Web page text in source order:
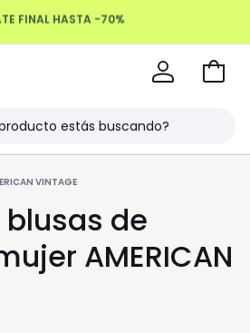
Ir
VINTAGE
de
AMERICAN